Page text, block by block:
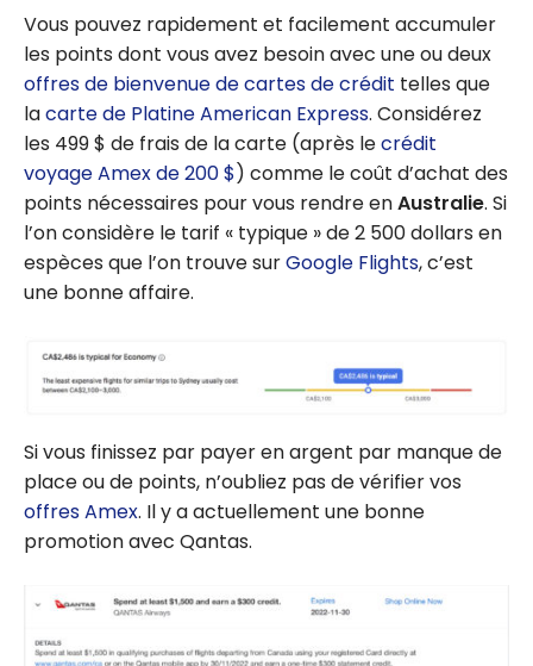
Guide ultime
sur l’arrêt
Aéroplan et les
primes
aériennes
Vous pouvez rapidement et facilement accumuler
les points dont vous avez besoin avec une ou deux
offres de bienvenue de cartes de crédit telles que
lacarte de Platine American Express. Considérez
les 499 $ de frais de la carte (après lecrédit
voyage Amex de 200 $) comme le coût d’achat des
points nécessaires pour vous rendre enAustralie. Si
l’on considère le tarif « typique » de 2 500 dollars en
espèces que l’on trouve surGoogle Flights, c’est
une bonne affaire.
Si vous finissez par payer en argent par manque de
place ou de points, n’oubliez pas de vérifier vos
offres Amex. Il y a actuellement une bonne
promotion avec Qantas.